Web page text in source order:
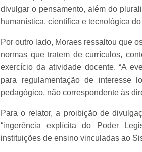
divulgar o pensamento, além do
humanística, científica e tecnológica
Por outro lado, Moraes ressaltou que
normas que tratem de currículos,
exercício da atividade docente. “A
para regulamentação de interesse
pedagógico, não correspondente às
Para o relator, a proibição de
“ingerência explícita do Poder
instituições de ensino vinculadas ao